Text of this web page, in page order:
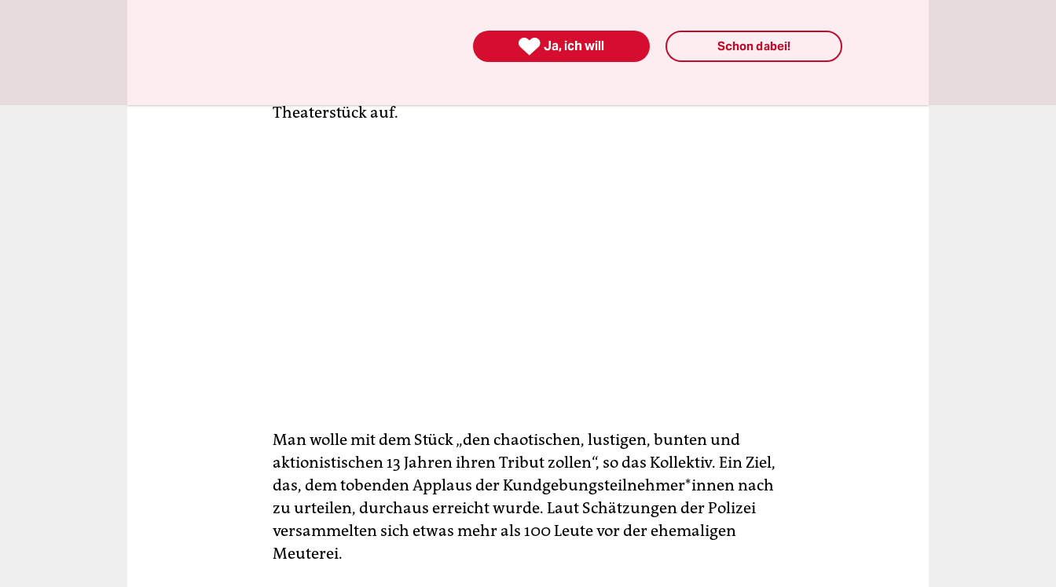
Räumen zu halten. Unter dem Motto „13 Jahre sind nicht genug!“ – die
Meuterei war 12 Jahre lang in der Reichenberger Straße 85 beheimatet
Theaterstück auf.
Man wolle mit dem Stück „den chaotischen, lustigen, bunten und
aktionistischen 13 Jahren ihren Tribut zollen“, so das Kollektiv. Ein Ziel,
das, dem tobenden Applaus der Kund­ge­bungs­teil­neh­me­r*innen nach
zu urteilen, durchaus erreicht wurde. Laut Schätzungen der Polizei
versammelten sich etwas mehr als 100 Leute vor der ehemaligen
Meuterei.
 Ja, ich will Schon dabei!